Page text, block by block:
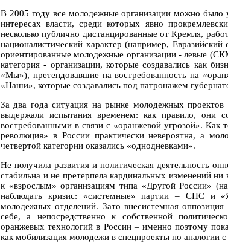
В 2005 году все молодежные организации можно было
интересах власти, среди которых явно
несколько публично дистанцированные от Кремля,
националистический характер (например,
ориентированные молодежные организации - левые
категория - организации, которые создавались как
«Мы»), претендовавшие на востребованность на
«Наши», которые создавались под патронажем
За два года ситуация на рынке молодежных проектов
выдержали испытания временем: как правило, они
востребованными в связи с «оранжевой угрозой». Как
революция» в России практически невероятна, а
четвертой категории оказались «однодневками».
Не получила развития и политическая деятельность
стабильна и не претерпела кардинальных изменений ни
к «взрослым» организациям типа «Другой России»
наблюдать кризис: «системные» партии – СПС и
молодежных отделений. Зато внесистемная
себе, а непосредственно к собственной
оранжевых технологий в России – именно поэтому
как мобилизация молодежи в спецпроекты по аналогии